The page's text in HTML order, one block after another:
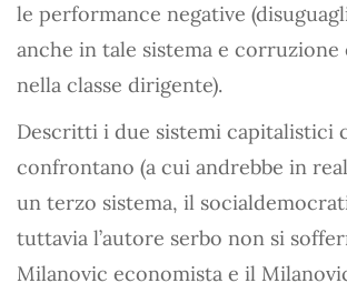
le performance negative
anche in tale sistema e corruzione
nella classe dirigente).
Descritti i due sistemi capitalistici
confrontano (a cui andrebbe in
un terzo sistema, il
tuttavia l’autore serbo non si
Milanovic economista e il